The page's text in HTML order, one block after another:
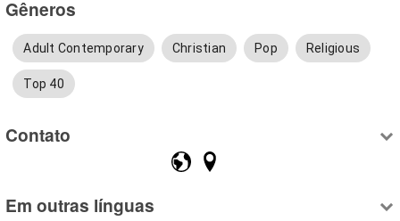
Gêneros
Adult Contemporary Christian Pop Religious
Top 40
Contato
Em outras línguas